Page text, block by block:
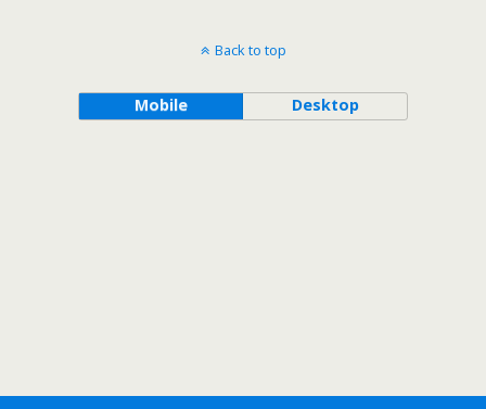
Back to top
Mobile Desktop